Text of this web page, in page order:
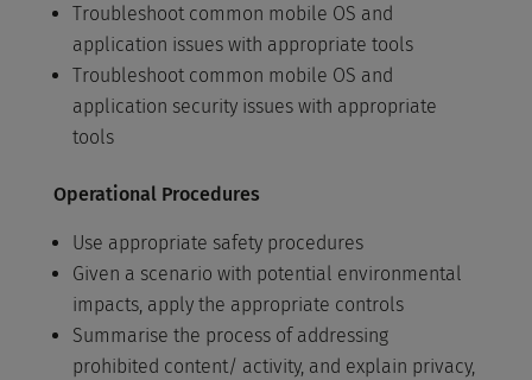
Troubleshoot common mobile OS and
application issues with appropriate tools
Troubleshoot common mobile OS and
application security issues with appropriate
tools
Operational Procedures
Use appropriate safety procedures
Given a scenario with potential environmental
impacts, apply the appropriate controls
Summarise the process of addressing
prohibited content/ activity, and explain privacy,